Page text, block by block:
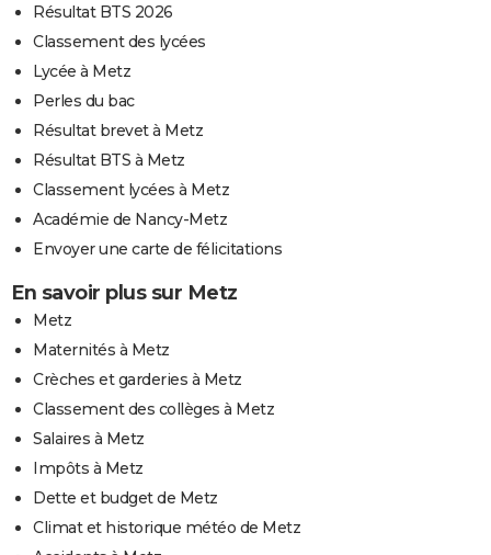
Résultat BTS 2026
Classement des lycées
Lycée à Metz
Perles du bac
Résultat brevet à Metz
Résultat BTS à Metz
Classement lycées à Metz
Académie de Nancy-Metz
Envoyer une carte de félicitations
En savoir plus sur Metz
Metz
Maternités à Metz
Crèches et garderies à Metz
Classement des collèges à Metz
Salaires à Metz
Impôts à Metz
Dette et budget de Metz
Climat et historique météo de Metz